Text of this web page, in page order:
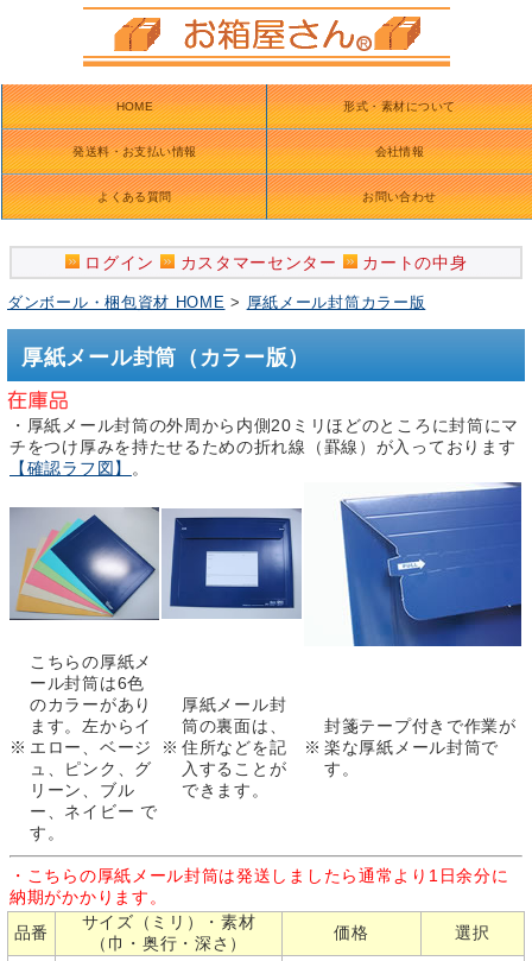
HOME 形式・素材について
発送料・お支払い情報 会社情報
よくある質問 お問い合わせ
ログイン カスタマーセンター カートの中身
ダンボール・梱包資材 HOME > 厚紙メール封筒カラー版
厚紙メール封筒（カラー版）
・厚紙メール封筒の外周から内側20ミリほどのところに封筒にマ
チをつけ厚みを持たせるための折れ線（罫線）が入っております
【確認ラフ図】
。
※
こちらの厚紙メ
ール封筒は6色
のカラーがあり
ます。左からイ
エロー、ベージ
ュ、ピンク、グ
リーン、ブル
ー、ネイビー で
す。
※
厚紙メール封
筒の裏面は、
住所などを記
入することが
できます。
※
封箋テープ付きで作業が
楽な厚紙メール封筒で
す。
・こちらの厚紙メール封筒は発送しましたら通常より1日余分に
納期がかかります。
品番
サイズ（ミリ）・素材
（巾・奥行・深さ）
価格 選択